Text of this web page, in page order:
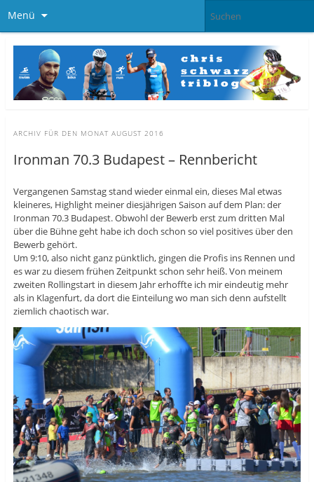
Menü
ARCHIV FÜR DEN MONAT AUGUST 2016
Ironman 70.3 Budapest – Rennbericht
Vergangenen Samstag stand wieder einmal ein, dieses Mal etwas
kleineres, Highlight meiner diesjährigen Saison auf dem Plan: der
Ironman 70.3 Budapest. Obwohl der Bewerb erst zum dritten Mal
über die Bühne geht habe ich doch schon so viel positives über den
Bewerb gehört.
Um 9:10, also nicht ganz pünktlich, gingen die Profis ins Rennen und
es war zu diesem frühen Zeitpunkt schon sehr heiß. Von meinem
zweiten Rollingstart in diesem Jahr erhoffte ich mir eindeutig mehr
als in Klagenfurt, da dort die Einteilung wo man sich denn aufstellt
ziemlich chaotisch war.